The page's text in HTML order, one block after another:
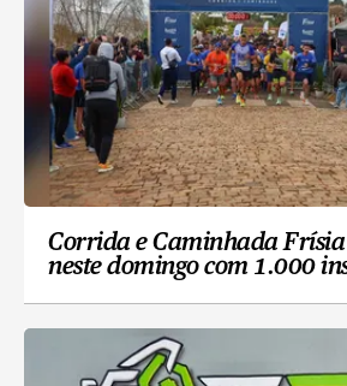
Corrida e Caminhada Frísia
neste domingo com 1.000